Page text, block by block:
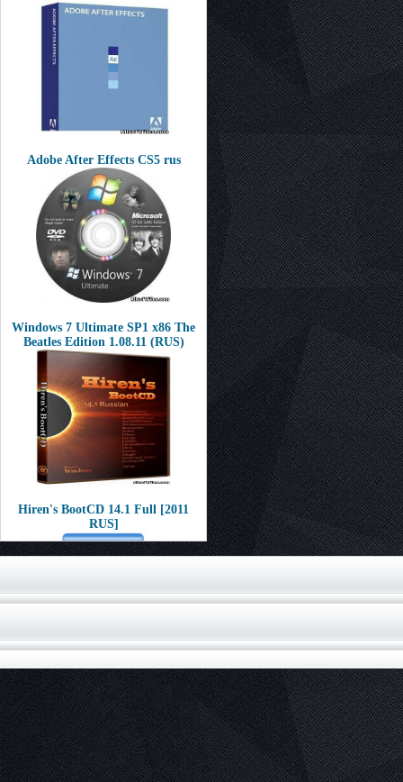
Adobe After Effects CS5 rus
Windows 7 Ultimate SP1 x86 The
Beatles Edition 1.08.11 (RUS)
Hiren's BootCD 14.1 Full [2011
RUS]